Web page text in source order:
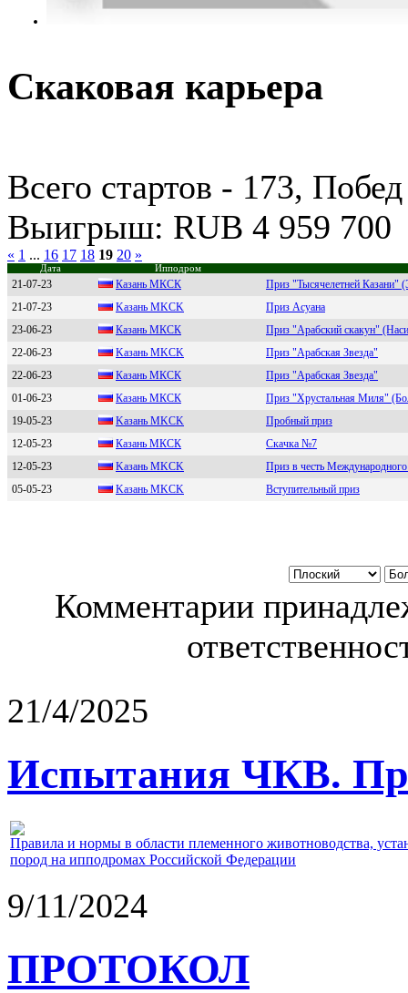
Скаковая карьера
Всего стартов - 173,
Выигрыш: RUB 4 959 700
« 1 ... 16 17 18 19 20 »
Дата Ипподром
21-07-23 Кaзaнь MКСК
Приз "Тысячелетней Казани"
21-07-23
Kaзaнь MKCK
Приз Асуана
23-06-23
Казань MКCК
Приз "Арабский скакун"
22-06-23
Kазань MKCK
Приз "Арабская Звезда"
22-06-23
Кaзaнь MКСК
Приз "Арабская Звезда"
01-06-23
Кaзaнь МКСК
Приз "Хрустальная Миля"
19-05-23
Kазань MKCK
Пробный приз
12-05-23
Кaзaнь MКCК
Скачка №7
12-05-23
Kaзaнь MKCK
Приз в честь
05-05-23
Kaзaнь MKСK Вступительный приз
Комментарии
21/4/2025
Испытания ЧКВ.
Правила и нормы в области племенного животноводства,
пород на ипподромах Российской Федерации
9/11/2024
ПРОТОКОЛ